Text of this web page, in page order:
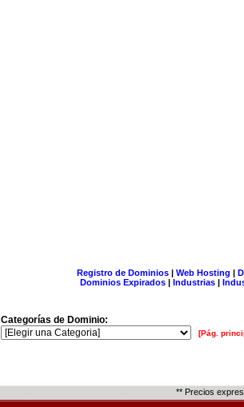
Registro de Dominios| Web Hosting |
Dominios Expirados | Industrias |
Categorías de Dominio:
[Pág.
** Precios